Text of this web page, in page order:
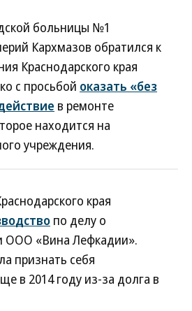
больницы №1
Кархмазов обратился к
Краснодарского края
с просьбой оказать «без
в ремонте
находится на
учреждения.
края
по делу о
ООО «Вина Лефкадии».
признать себя
в 2014 году из-за долга в